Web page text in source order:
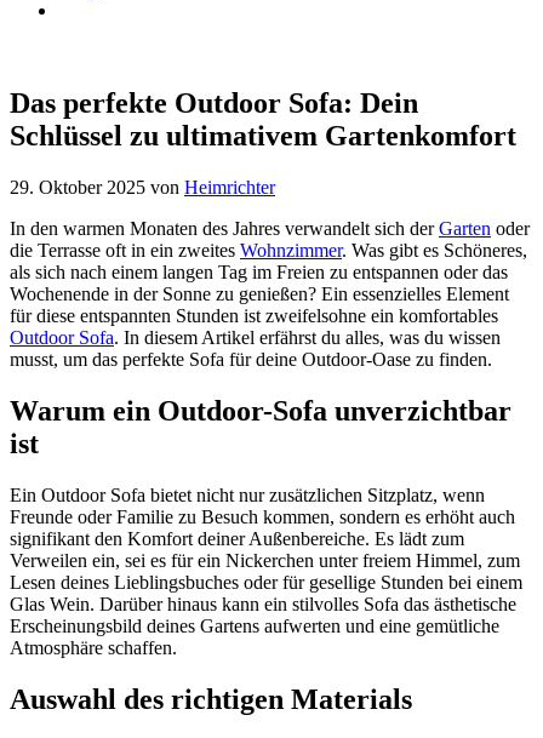
Das perfekte Outdoor Sofa: Dein
Schlüssel zu ultimativem Gartenkomfort
29. Oktober 2025 von Heimrichter
In den warmen Monaten des Jahres verwandelt sich derGarten oder
die Terrasse oft in ein zweites Wohnzimmer. Was gibt es Schöneres,
als sich nach einem langen Tag im Freien zu entspannen oder das
Wochenende in der Sonne zu genießen? Ein essenzielles Element
für diese entspannten Stunden ist zweifelsohne ein komfortables
Outdoor Sofa. In diesem Artikel erfährst du alles, was du wissen
musst, um das perfekte Sofa für deine Outdoor-Oase zu finden.
Warum ein Outdoor-Sofa unverzichtbar
ist
Ein Outdoor Sofa bietet nicht nur zusätzlichen Sitzplatz, wenn
Freunde oder Familie zu Besuch kommen, sondern es erhöht auch
signifikant den Komfort deiner Außenbereiche. Es lädt zum
Verweilen ein, sei es für ein Nickerchen unter freiem Himmel, zum
Lesen deines Lieblingsbuches oder für gesellige Stunden bei einem
Glas Wein. Darüber hinaus kann ein stilvolles Sofa das ästhetische
Erscheinungsbild deines Gartens aufwerten und eine gemütliche
Atmosphäre schaffen.
Auswahl des richtigen Materials